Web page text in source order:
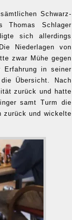
Schwarz-
Thomas Schlager
sich allerdings
Niederlagen von
zwar Mühe gegen
Erfahrung in seiner
Übersicht. Nach
zurück und hatte
samt Turm die
zurück und wickelte